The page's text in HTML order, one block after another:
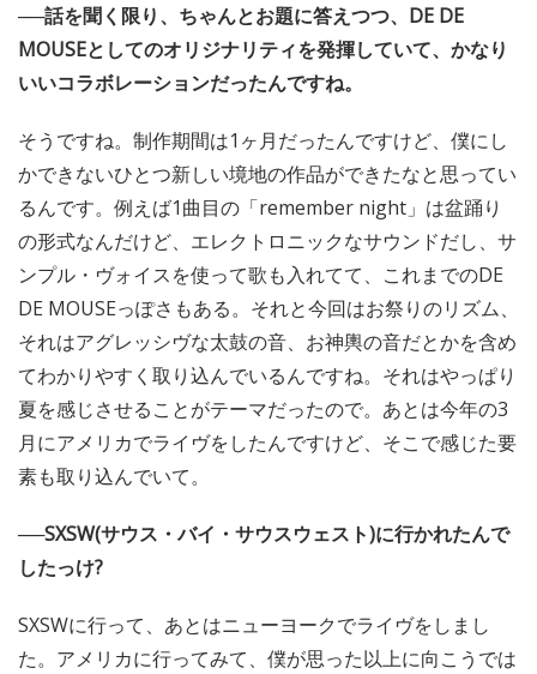
──話を聞く限り、ちゃんとお題に答えつつ、DE DE
MOUSEとしてのオリジナリティを発揮していて、かなり
いいコラボレーションだったんですね。
そうですね。制作期間は1ヶ月だったんですけど、僕にし
かできないひとつ新しい境地の作品ができたなと思ってい
るんです。例えば1曲目の「remember night」は盆踊り
の形式なんだけど、エレクトロニックなサウンドだし、サ
ンプル・ヴォイスを使って歌も入れてて、これまでのDE
DE MOUSEっぽさもある。それと今回はお祭りのリズム、
それはアグレッシヴな太鼓の音、お神輿の音だとかを含め
てわかりやすく取り込んでいるんですね。それはやっぱり
夏を感じさせることがテーマだったので。あとは今年の3
月にアメリカでライヴをしたんですけど、そこで感じた要
素も取り込んでいて。
──SXSW(サウス・バイ・サウスウェスト)に行かれたんで
したっけ?
SXSWに行って、あとはニューヨークでライヴをしまし
た。アメリカに行ってみて、僕が思った以上に向こうでは